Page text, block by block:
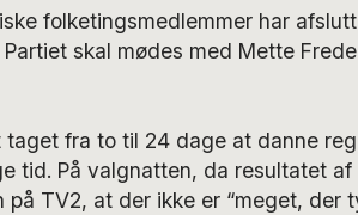
folketingsmedlemmer har
Partiet skal mødes med Mette
taget fra to til 24 dage at danne
tid. På valgnatten, da resultatet
på TV2, at der ikke er “meget, der